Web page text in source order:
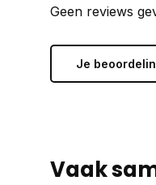
Geen reviews
Je
Vaak